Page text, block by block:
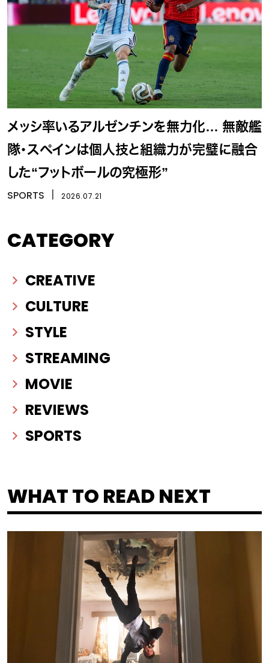
メッシ率いるアルゼンチンを無力化… 無敵艦
隊・スペインは個人技と組織力が完璧に融合
した“フットボールの究極形”
SPORTS 2026.07.21
CATEGORY
CREATIVE
CULTURE
STYLE
STREAMING
MOVIE
REVIEWS
SPORTS
WHAT TO READ NEXT